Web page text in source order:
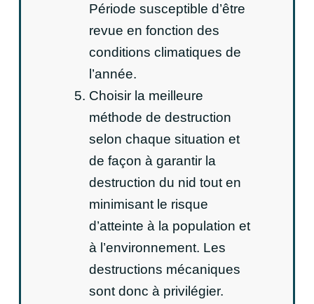
Période susceptible d’être
revue en fonction des
conditions climatiques de
l’année.
Choisir la meilleure
méthode de destruction
selon chaque situation et
de façon à garantir la
destruction du nid tout en
minimisant le risque
d’atteinte à la population et
à l’environnement. Les
destructions mécaniques
sont donc à privilégier.